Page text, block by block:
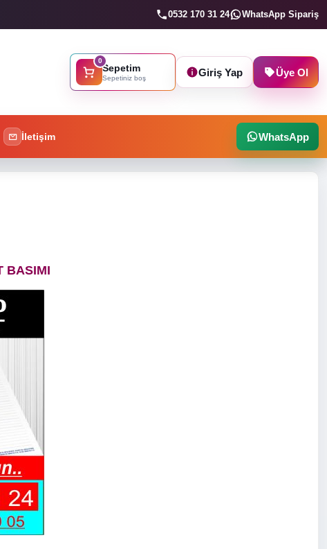
0532 170 31 24 WhatsApp Sipariş
0
Sepetim
Sepetiniz boş Giriş Yap Üye Ol
İletişim WhatsApp
BASIMI